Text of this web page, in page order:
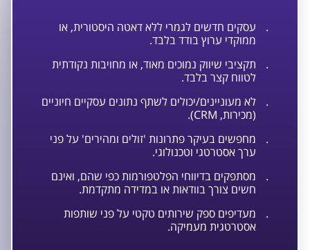
.
עסקים חדשים לגמרי ללא דאטה היסטורית, או
ממוקדי ערוץ בודד בלבד.
.
תקציבי שיווק נמוכים מאוד, או מחויבות נקודתית
לטווח קצר בלבד.
.
לא מעוניינים/יכולים לשתף נתונים עסקיים חיוניים
(מכירות, CRM).
.
מחפשים בעיקר פתרונות 'זולים ומהירים' על פני
ערך אסטרטגי וטכנולוגי.
.
מסתפקים בדיווחי הפלטפורמות כפי שהם, ואינם
חשים צורך בוודאות או במדידה מתקדמת.
.
מעדיפים ספק שירותים טקטי על פני שותפות
אסטרטגית מעמיקה.